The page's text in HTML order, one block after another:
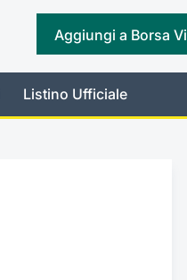
Aggiungi a Borsa
Listino Ufficiale